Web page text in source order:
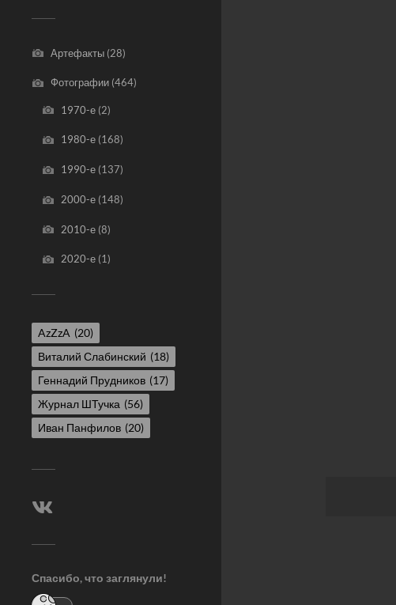
Артефакты (28)
Фотографии (464)
1970-е(2)
1980-е(168)
1990-е(137)
2000-е(148)
2010-е(8)
2020-е(1)
AzZzA (20)
Виталий Слабинский (18)
Геннадий Прудников (17)
Журнал ШТучка (56)
Иван Панфилов (20)
Спасибо, что заглянули!